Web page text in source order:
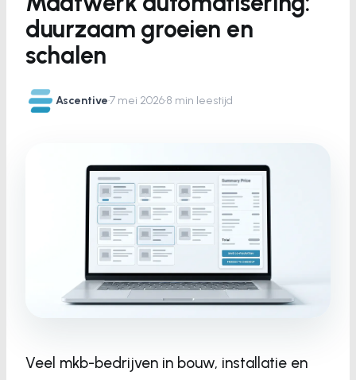
duurzaam groeien en
schalen
Ascentive·7 mei 2026·8 min leestijd
Veel mkb-bedrijven in bouw, installatie en